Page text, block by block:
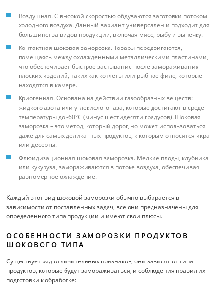
Воздушная. С высокой скоростью обдуваются заготовки потоком
холодного воздуха. Данный вариант универсален и подходит для
большинства видов продукции, включая мясо, рыбу и выпечку.
Контактная шоковая заморозка. Товары передвигаются,
помещаясь между охлажденными металлическими пластинами,
что обеспечивает быстрое застывание после замораживания
плоских изделий, таких как котлеты или рыбное филе, которые
находятся в камере.
Криогенная. Основана на действии газообразных веществ:
жидкого азота или углекислого газа, которые достигают в среде
температуры до -60°C (минус шестидесяти градусов). Шоковая
заморозка – это метод, который дорог, но может использоваться
даже для самых деликатных продуктов, к которым относятся икра
или десерты.
Флюидизационная шоковая заморозка. Мелкие плоды, клубника
или кукуруза, замораживаются в потоке воздуха, обеспечивая
равномерное охлаждение.
Каждый этот вид шоковой заморозки обычно выбирается в
зависимости от поставленных задач, все они предназначены для
определенного типа продукции и имеют свои плюсы.
ОСОБЕННОСТИ ЗАМОРОЗКИ ПРОДУКТОВ
ШОКОВОГО ТИПА
Существует ряд отличительных признаков, они зависят от типа
продуктов, которые будут замораживаться, и соблюдения правил их
подготовки к обработке: